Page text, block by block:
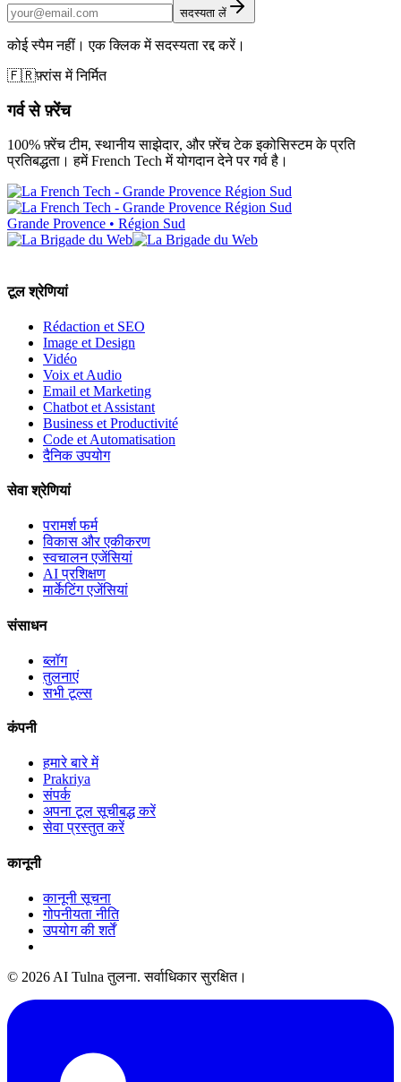
सदस्यता लें
कोई स्पैम नहीं। एक क्लिक में सदस्यता रद्द करें।
🇫🇷फ़्रांस में निर्मित
गर्व से फ़्रेंच
100% फ़्रेंच टीम, स्थानीय साझेदार, और फ़्रेंच टेक इकोसिस्टम के प्रति
प्रतिबद्धता। हमें French Tech में योगदान देने पर गर्व है।
Grande Provence • Région Sud
टूल श्रेणियां
Rédaction et SEO
Image et Design
Vidéo
Voix et Audio
Email et Marketing
Chatbot et Assistant
Business et Productivité
Code et Automatisation
दैनिक उपयोग
सेवा श्रेणियां
परामर्श फर्म
विकास और एकीकरण
स्वचालन एजेंसियां
AI प्रशिक्षण
मार्केटिंग एजेंसियां
संसाधन
ब्लॉग
तुलनाएं
सभी टूल्स
कंपनी
हमारे बारे में
Prakriya
संपर्क
अपना टूल सूचीबद्ध करें
सेवा प्रस्तुत करें
कानूनी
कानूनी सूचना
गोपनीयता नीति
उपयोग की शर्तें
© 2026 AI Tulna तुलना. सर्वाधिकार सुरक्षित।